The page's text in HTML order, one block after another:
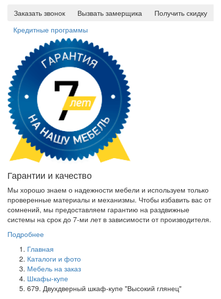
Заказать звонок
Вызвать замерщика
Получить скидку
Кредитные программы
Гарантии и качество
Мы хорошо знаем о надежности мебели и используем только
проверенные материалы и механизмы. Чтобы избавить вас от
сомнений, мы предоставляем гарантию на раздвижные
системы на срок до 7-ми лет в зависимости от производителя.
Подробнее
Главная
Каталоги и фото
Мебель на заказ
Шкафы-купе
679. Двухдверный шкаф-купе "Высокий глянец"